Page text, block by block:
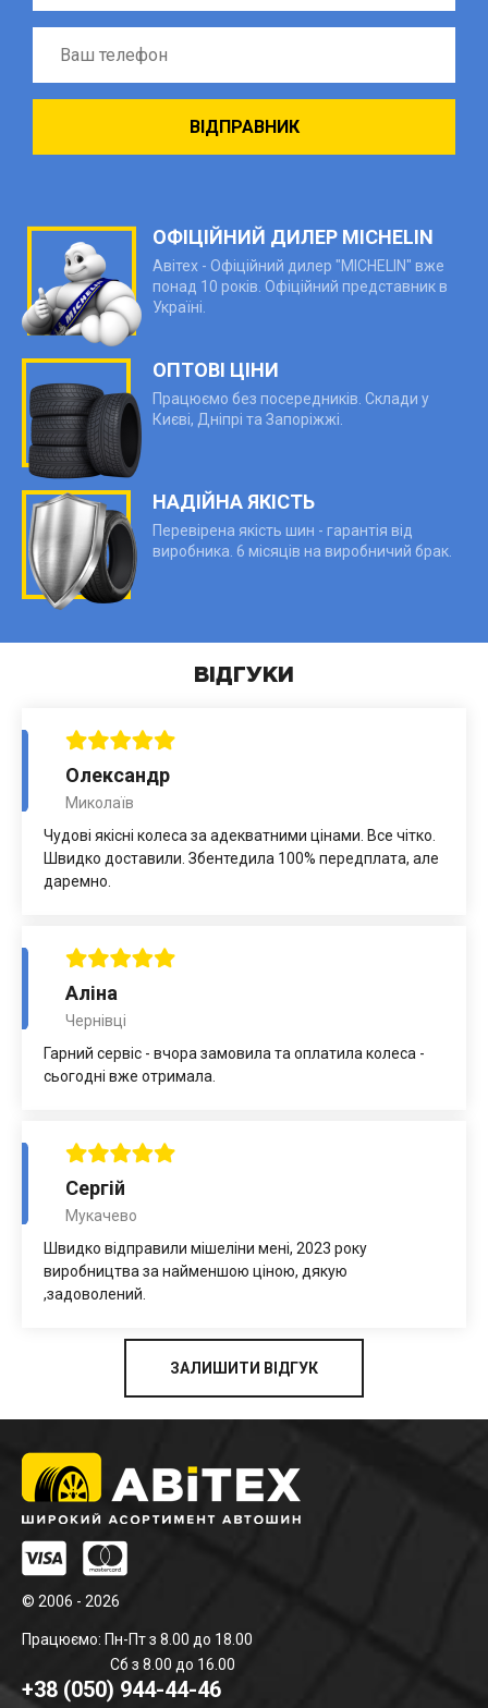
ОФІЦІЙНИЙ ДИЛЕР MICHELIN
Авітех - Офіційний дилер "MICHELIN" вже
понад 10 років. Офіційний представник в
Україні.
ОПТОВІ ЦІНИ
Працюємо без посередників. Склади у
Києві, Дніпрі та Запоріжжі.
НАДІЙНА ЯКІСТЬ
Перевірена якість шин - гарантія від
виробника. 6 місяців на виробничий брак.
ВІДГУКИ
Олександр
Миколаїв
Чудові якісні колеса за адекватними цінами. Все чітко.
Швидко доставили. Збентедила 100% передплата, але
даремно.
Аліна
Чернівці
Гарний сервіс - вчора замовила та оплатила колеса -
сьогодні вже отримала.
Сергій
Мукачево
Швидко відправили мішеліни мені, 2023 року
виробництва за найменшою ціною, дякую
,задоволений.
ЗАЛИШИТИ ВІДГУК
© 2006 - 2026
Працюємо: Пн-Пт з 8.00 до 18.00
Сб з 8.00 до 16.00
+38 (050) 944-44-46